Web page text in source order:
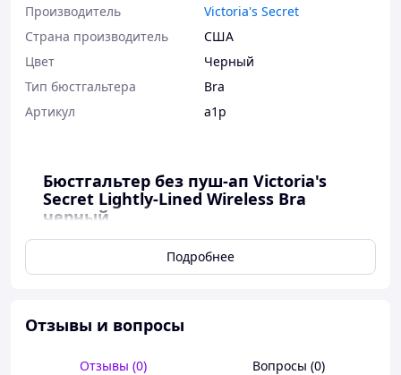
Производитель
Victoria's Secret
Страна производитель
США
Цвет
Черный
Тип бюстгальтера
Bra
Артикул
a1p
Бюстгальтер без пуш-ап Victoria's
Secret Lightly-Lined Wireless Bra
черный
Очень удобен бюстгальер от Victoria's Secret, без
Свойства:
Подробнее
Отзывы и вопросы
Отзывы (0) Вопросы (0)